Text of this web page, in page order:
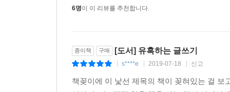
6명이 이 리뷰를 추천합니다.
종이책 구매 [도서] 유혹하는 글쓰기
s****e 2019-07-18 신고
책꽂이에 이 낯선 제목의 책이 꽂혀있는 걸